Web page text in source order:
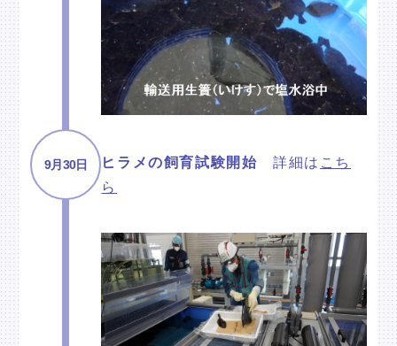
9月30日 ヒラメの飼育試験開始詳細は こち
ら